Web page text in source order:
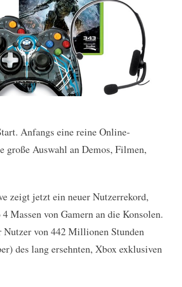
Anfangs eine reine Online-
Auswahl an Demos, Filmen,
zeigt jetzt ein neuer Nutzerrekord,
Massen von Gamern an die Konsolen.
von 442 Millionen Stunden
des lang ersehnten, Xbox exklusiven